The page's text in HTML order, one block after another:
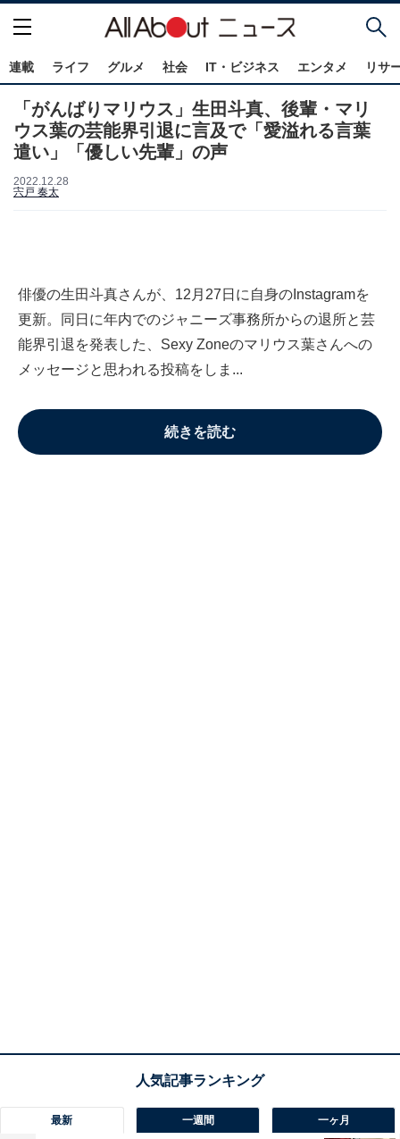
連載 ライフ グルメ 社会 IT・ビジネス エンタメ リサ
「がんばりマリウス」生田斗真、後輩・マリ
ウス葉の芸能界引退に言及で「愛溢れる言葉
遣い」「優しい先輩」の声
2022.12.28
宍戸 奏太
俳優の生田斗真さんが、12月27日に自身のInstagramを
更新。同日に年内でのジャニーズ事務所からの退所と芸
能界引退を発表した、Sexy Zoneのマリウス葉さんへの
メッセージと思われる投稿をしま...
続きを読む
最新 一週間 一ヶ月